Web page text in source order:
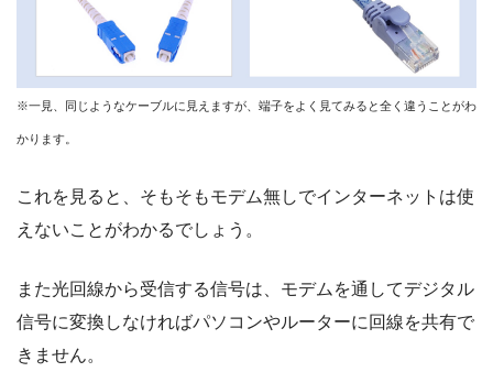
※一見、同じようなケーブルに見えますが、端子をよく見てみると全く違うことがわ
かります。
これを見ると、そもそもモデム無しでインターネットは使
えないことがわかるでしょう。
また光回線から受信する信号は、モデムを通してデジタル
信号に変換しなければパソコンやルーターに回線を共有で
きません。